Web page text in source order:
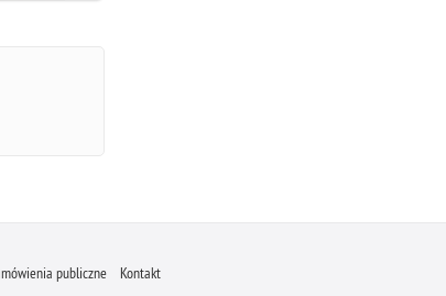
Przemyt
publiczne Kontakt